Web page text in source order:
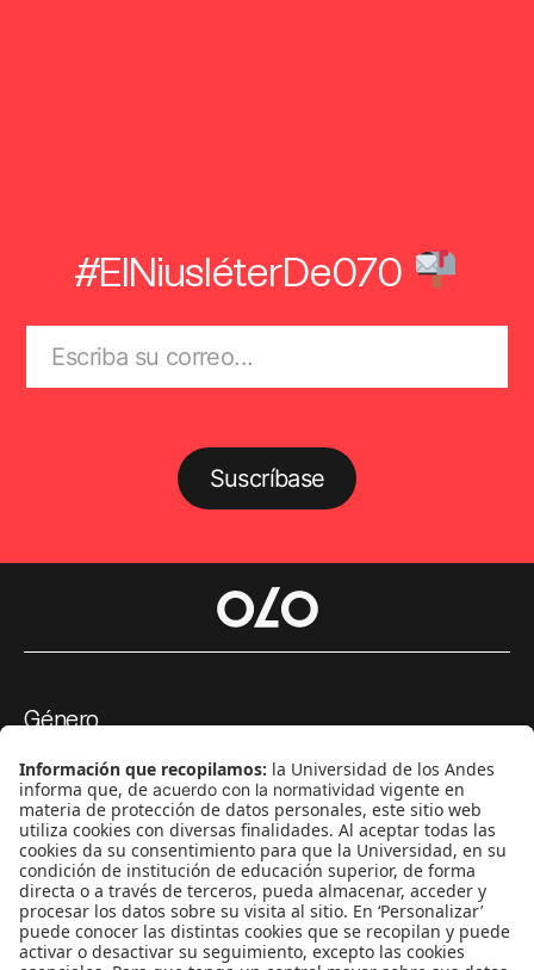
#ElNiusléterDe070
Suscríbase
Género
Cultura
Medio ambiente
Medios y periodismo
Ciudad
Movilización social